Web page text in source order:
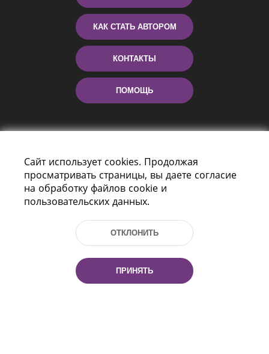
КАК СТАТЬ АВТОРОМ
КОНТАКТЫ
ПОМОЩЬ
Пр-т Независимости 116
г. Минск, Республика Беларусь, 220114
Тел.: (+375 17) 368 37 37, Факс: (+375 17)
Эл. почта: inbox@nlb.by
Сайт использует cookies. Продолжая
просматривать страницы, вы даете согласие
на обработку файлов cookie и
пользовательских данных.
ОТКЛОНИТЬ
ПРИНЯТЬ